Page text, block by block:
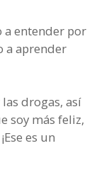
a entender por
a aprender
drogas, así
soy más feliz,
es un